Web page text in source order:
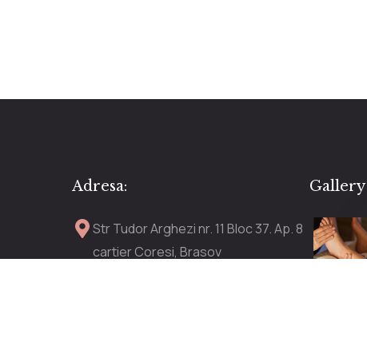
Adresa:
Str Tudor Arghezi nr. 11 Bloc 37. Ap. 8
cartier Coresi, Brasov
Gallery